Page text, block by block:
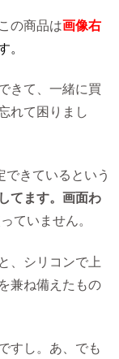
の商品は画像右
。
きて、一緒に買
れて困りまし
きているという
てます。画面わ
ていません。
、シリコンで上
兼ね備えたもの
すし。あ、でも